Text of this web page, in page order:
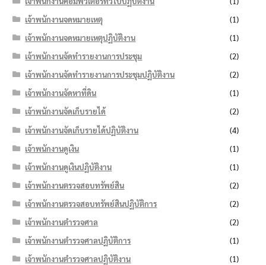
เจ้าพนักงานจดหมายเหตุ
(1)
เจ้าพนักงานจดหมายเหตุปฏิบัติงาน
(1)
เจ้าพนักงานจัดทำรายงานการประชุม
(2)
เจ้าพนักงานจัดทำรายงานการประชุมปฏิบัติงาน
(2)
เจ้าพนักงานจัดหาที่ดิน
(1)
เจ้าพนักงานจัดเก็บรายได้
(2)
เจ้าพนักงานจัดเก็บรายได้ปฏิบัติงาน
(4)
เจ้าพนักงานดูเงิน
(1)
เจ้าพนักงานดูเงินปฏิบัติงาน
(1)
เจ้าพนักงานตรวจสอบทรัพย์สิน
(2)
เจ้าพนักงานตรวจสอบทรัพย์สินปฏิบัติการ
(2)
เจ้าพนักงานตำรวจศาล
(2)
เจ้าพนักงานตำรวจศาลปฏิบัติการ
(1)
เจ้าพนักงานตำรวจศาลปฏิบัติงาน
(1)